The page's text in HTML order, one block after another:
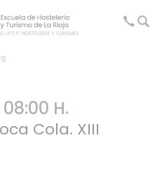
H.
Cola. XIII